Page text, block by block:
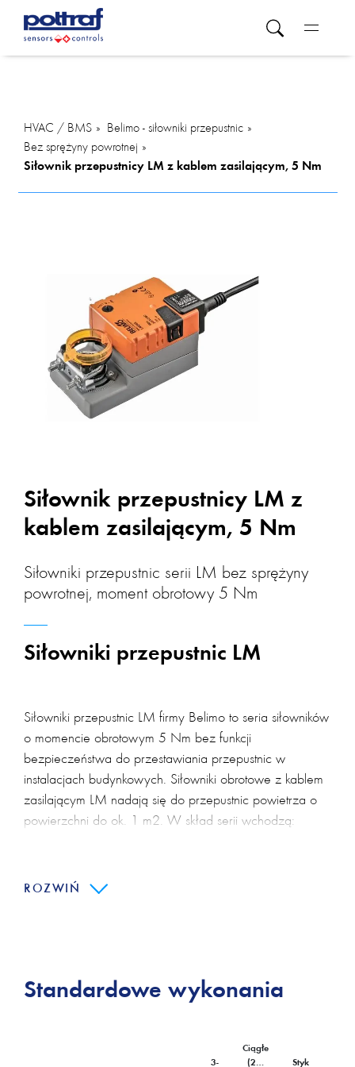
HVAC / BMS
Belimo - siłowniki przepustnic
Bez sprężyny powrotnej
Siłownik przepustnicy LM z kablem zasilającym, 5 Nm
Siłownik przepustnicy LM z
kablem zasilającym, 5 Nm
Siłowniki przepustnic serii LM bez sprężyny
powrotnej, moment obrotowy 5 Nm
Siłowniki przepustnic LM
Siłowniki przepustnic LM firmy Belimo to seria siłowników
o momencie obrotowym 5 Nm bez funkcji
bezpieczeństwa do przestawiania przepustnic w
instalacjach budynkowych. Siłowniki obrotowe z kablem
zasilającym LM nadają się do przepustnic powietrza o
powierzchni do ok. 1 m2. W skład serii wchodzą:
Siłowniki przepustnic serii LM charakteryzują się łatwym
montażem bezpośrednio na osi przepustnicy przy użyciu
taśmą zabezpieczającą przed obracaniem się siłownika.
ROZWIŃ
Standardowe wykonania
3-
Ciągłe
(2…
Styk